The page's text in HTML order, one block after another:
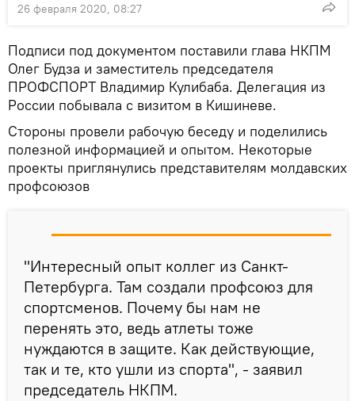
26 февраля 2020, 08:27
Подписи под документом поставили глава НКПМ
Олег Будза и заместитель председателя
ПРОФСПОРТ Владимир Кулибаба. Делегация из
России побывала с визитом в Кишиневе.
Стороны провели рабочую беседу и поделились
полезной информацией и опытом. Некоторые
проекты приглянулись представителям молдавских
профсоюзов
"Интересный опыт коллег из Санкт-
Петербурга. Там создали профсоюз для
спортсменов. Почему бы нам не
перенять это, ведь атлеты тоже
нуждаются в защите. Как действующие,
так и те, кто ушли из спорта", - заявил
председатель НКПМ.